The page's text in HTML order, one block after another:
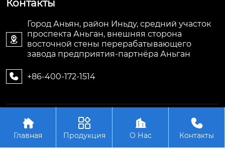
Контакты

Город Аньян, район Иньду, средний участок
проспекта Аньган, внешняя сторона
восточной стены перерабатывающего
завода предприятия-партнёра Аньган
 +86-400-172-1514
Авторское право©ООО Аньян Тэнжуй
Энергосберегающее Оборудование

Главная

Продукция

О Нас

Контакты